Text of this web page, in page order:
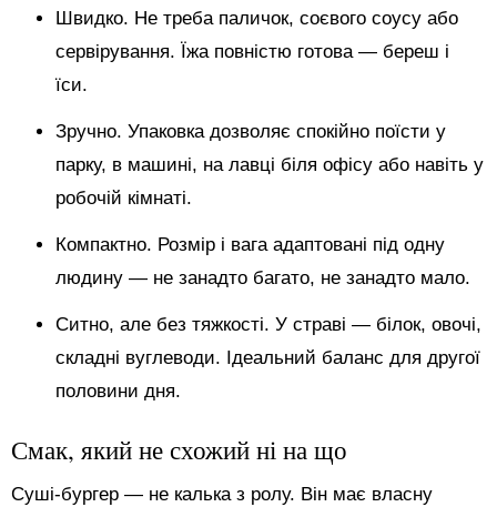
Швидко. Не треба паличок, соєвого соусу або
сервірування. Їжа повністю готова — береш і
їси.
Зручно. Упаковка дозволяє спокійно поїсти у
парку, в машині, на лавці біля офісу або навіть у
робочій кімнаті.
Компактно. Розмір і вага адаптовані під одну
людину — не занадто багато, не занадто мало.
Ситно, але без тяжкості. У страві — білок, овочі,
складні вуглеводи. Ідеальний баланс для другої
половини дня.
Смак, який не схожий ні на що
Суші-бургер — не калька з ролу. Він має власну